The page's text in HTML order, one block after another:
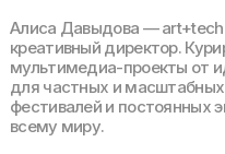
Алиса Давыдова —
креативный директор.
мультимедиа-проекты от
для частных и
фестивалей и постоянных
всему миру.